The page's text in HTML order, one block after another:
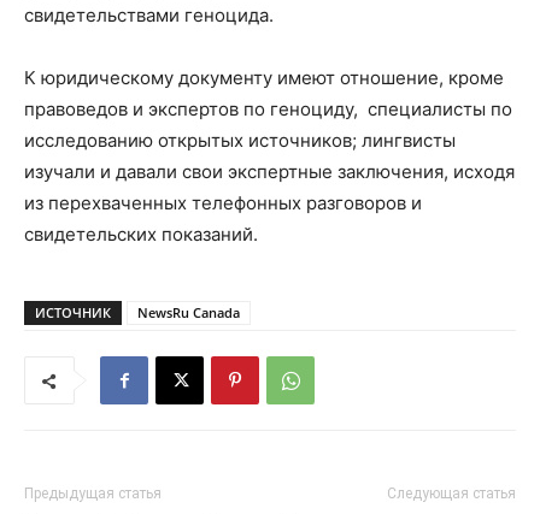
свидетельствами геноцида.
К юридическому документу имеют отношение, кроме
правоведов и экспертов по геноциду, специалисты по
исследованию открытых источников; лингвисты
изучали и давали свои экспертные заключения, исходя
из перехваченных телефонных разговоров и
свидетельских показаний.
ИСТОЧНИК NewsRu Canada
Предыдущая статья Следующая статья